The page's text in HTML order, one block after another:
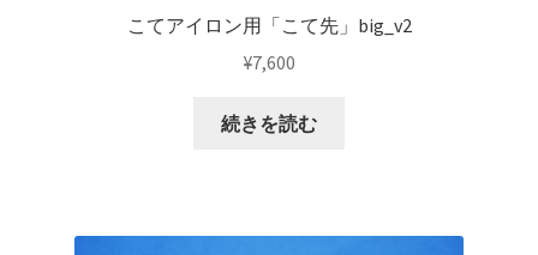
こてアイロン用「こて先」big_v2
¥7,600
続きを読む